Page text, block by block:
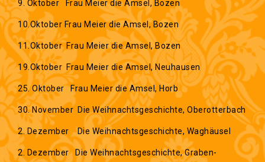
9. Oktober Frau Meier die Amsel, Bozen
10.Oktober Frau Meier die Amsel, Bozen
11.Oktober Frau Meier die Amsel, Bozen
19.Oktober Frau Meier die Amsel, Neuhausen
25. Oktober Frau Meier die Amsel, Horb
30. November Die Weihnachtsgeschichte, Oberotterbach
2. Dezember Die Weihnachtsgeschichte, Waghäusel
2. Dezember Die Weihnachtsgeschichte, Graben-